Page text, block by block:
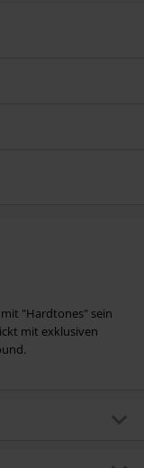
mit "Hardtones" sein
mit exklusiven